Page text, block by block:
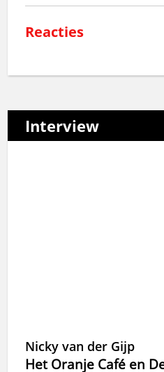
Reacties
Interview
Nicky van der Gijp
Het Oranje Café en